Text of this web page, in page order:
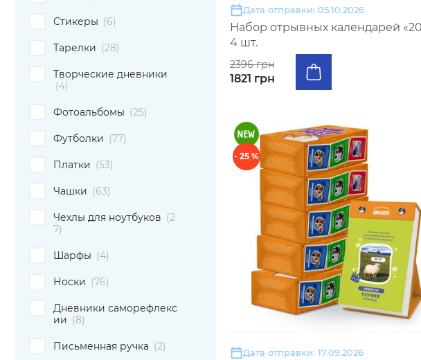
Стикеры (6)
Тарелки (28)
Творческие дневники
(4)
Фотоальбомы (25)
Футболки (77)
Платки (53)
Чашки (63)
Чехлы для ноутбуков (2
7)
Шарфы (4)
Носки (76)
Дневники саморефлекс
ии (8)
Письменная ручка (2)
Дата отправки: 05.10.2026
Набор отрывных календарей
4 шт.
2396 грн
1821 грн
- 25 %
Дата отправки: 17.09.2026